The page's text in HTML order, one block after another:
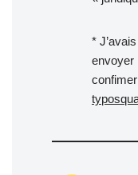
*
envoyer
confimer